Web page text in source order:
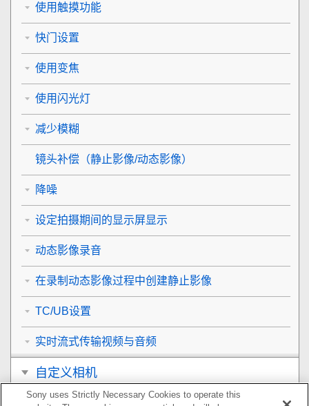
使用触摸功能
快门设置
使用变焦
使用闪光灯
减少模糊
镜头补偿 （静止影像/动态影像）
降噪
设定拍摄期间的显示屏显示
动态影像录音
在录制动态影像过程中创建静止影像
TC/UB设置
实时流式传输视频与音频
自定义相机
Sony uses Strictly Necessary Cookies to operate this